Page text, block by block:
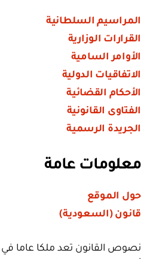
المراسيم السلطانية
القرارات الوزارية
الأوامر السامية
الاتفاقيات الدولية
الأحكام القضائية
الفتاوى القانونية
الجريدة الرسمية
معلومات عامة
حول الموقع
قانون (السعودية)
نصوص القانون تعد ملكا عاما